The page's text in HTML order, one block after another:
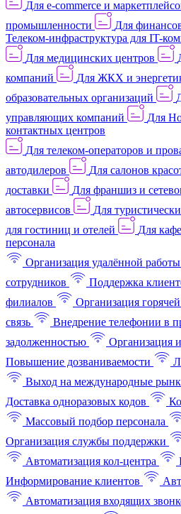
Для e-commerce и
промышленности
Для
Телеком-инфраструктура для IT-
Для медицинских центров
компаний
Для ЖКХ и
образовательных организаций
управляющих компаний
Для
контактных центров
Для телеком-операторов и
автодилеров
Для салонов
доставки
Для франшиз и
автосервисов
Для
для гостиниц и отелей
Для
персонала
Организация удалённой работы
сотрудников
Поддержка
филиалов
Организация
связь
Внедрение телефонии в
задолженностью
Организация
Повышение дозваниваемости
Выход на международные
Доставка одноразовых кодов
Массовый подбор персонала
Организация службы поддержки
Автоматизация кол-центра
Информирование клиентов
Автоматизация входящих